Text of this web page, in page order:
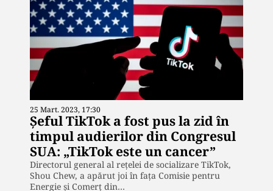
25 Mart. 2023, 17:30
Șeful TikTok a fost pus la zid în
timpul audierilor din Congresul
SUA: „TikTok este un cancer”
Directorul general al rețelei de socializare TikTok,
Shou Chew, a apărut joi în fața Comisie pentru
Energie și Comerț din…